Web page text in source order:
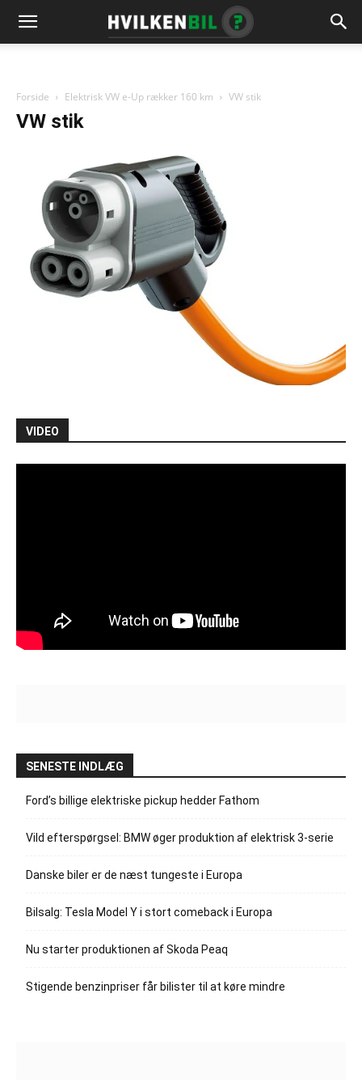
Forside Elektrisk VW e-Up rækker 160 km VW stik
VW stik
VIDEO
SENESTE INDLÆG
Ford’s billige elektriske pickup hedder Fathom
Vild efterspørgsel: BMW øger produktion af elektrisk 3-serie
Danske biler er de næst tungeste i Europa
Bilsalg: Tesla Model Y i stort comeback i Europa
Nu starter produktionen af Skoda Peaq
Stigende benzinpriser får bilister til at køre mindre